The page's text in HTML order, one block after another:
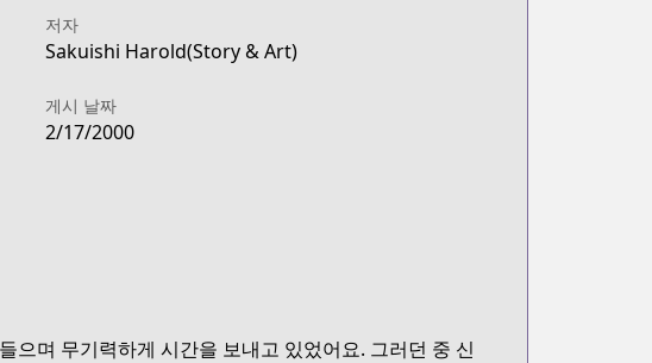
저자
Sakuishi Harold(Story & Art)
게시 날짜
2/17/2000
으며 무기력하게 시간을 보내고 있었어요. 그러던 중 신